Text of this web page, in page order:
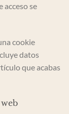
acceso se
cookie
datos
que acabas